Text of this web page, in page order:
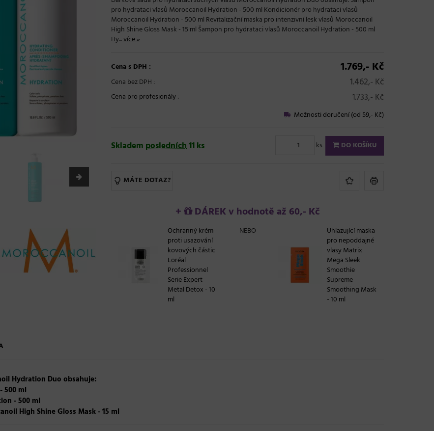
pro hydrataci vlasů Moroccanoil Hydration - 500 ml Kondicionér pro hydrataci vlasů
Moroccanoil Hydration - 500 ml Revitalizační maska pro intenzivní lesk vlasů Moroccanoil
High Shine Gloss Mask - 15 ml Šampon pro hydrataci vlasů Moroccanoil Hydration - 500 ml
Hy...více »
Cena s DPH : 1.769,- Kč
Cena bez DPH : 1.462,- Kč
Cena pro profesionály: 1.733,- Kč
Možnosti doručení (od 59,- Kč)
Skladem posledních11 ks ks DO KOŠÍKU
MÁTE DOTAZ?
+ DÁREK v hodnotě až 60,- Kč
Ochranný krém
proti usazování
kovových částic
Loréal
Professionnel
Serie Expert
Metal Detox - 10
ml
NEBO
Uhlazující maska
pro nepoddajné
vlasy Matrix
Mega Sleek
Smoothie
Supreme
Smoothing Mask
- 10 ml
Hydration Duo obsahuje:
500 ml
- 500 ml
High Shine Gloss Mask - 15 ml